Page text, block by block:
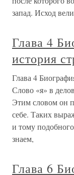
запад. Исход
Глава 4
история
Глава 4
Слово «я» в
Этим словом он
себе. Таких
и тому
знаем,
Глава 6